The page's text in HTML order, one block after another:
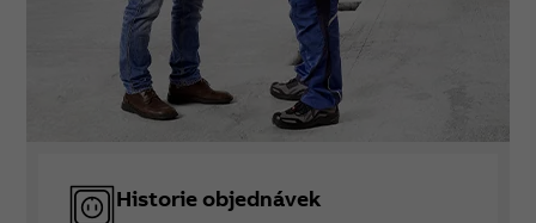
Historie objednávek